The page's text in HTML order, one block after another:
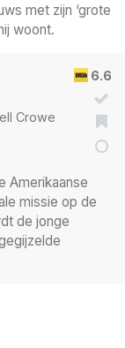
met zijn ‘grote
woont.
6.6
Crowe
Amerikaanse
missie op de
de jonge